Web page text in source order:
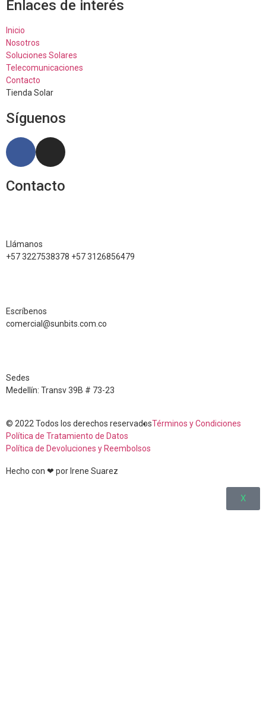
Enlaces de interés
Inicio
Nosotros
Soluciones Solares
Telecomunicaciones
Contacto
Tienda Solar
Síguenos
Contacto
Llámanos
+57 3227538378 +57 3126856479
Escríbenos
comercial@sunbits.com.co
Sedes
Medellín: Transv 39B # 73-23
© 2022 Todos los derechos reservadosTérminos y Condiciones
Política de Tratamiento de Datos
Política de Devoluciones y Reembolsos
Hecho con ❤ por Irene Suarez
X